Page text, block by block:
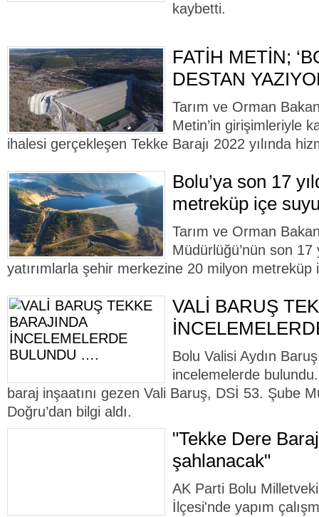
kaybetti.
FATİH METİN;
DESTAN
Tarım ve Orman
Metin’in girişimleriyle
ihalesi gerçekleşen Tekke Barajı 2022 yılında
Bolu’ya son 17
metreküp içe
Tarım ve Orman
Müdürlüğü’nün son 17
yatırımlarla şehir merkezine 20 milyon metreküp
VALİ BARUŞ
Bolu Valisi Aydın
incelemelerde
baraj inşaatını gezen Vali Baruş, DSİ 53. Şube
Doğru’dan bilgi aldı.
"Tekke Dere
şahlanacak"
AK Parti Bolu
İlçesi'nde yapım